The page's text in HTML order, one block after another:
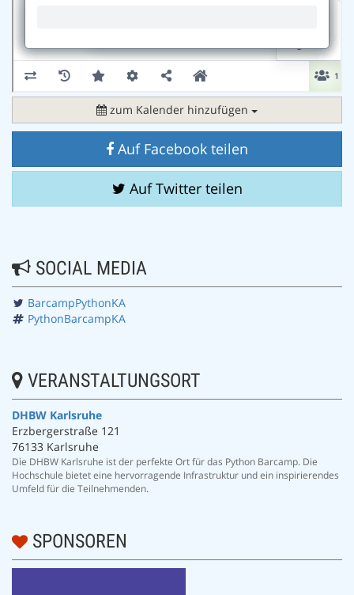
zum Kalender hinzufügen
Auf Facebook teilen
Auf Twitter teilen
SOCIAL MEDIA
BarcampPythonKA
PythonBarcampKA
VERANSTALTUNGSORT
DHBW Karlsruhe
Erzbergerstraße 121
76133 Karlsruhe
Die DHBW Karlsruhe ist der perfekte Ort für das Python Barcamp. Die
Hochschule bietet eine hervorragende Infrastruktur und ein inspirierendes
Umfeld für die Teilnehmenden.
SPONSOREN